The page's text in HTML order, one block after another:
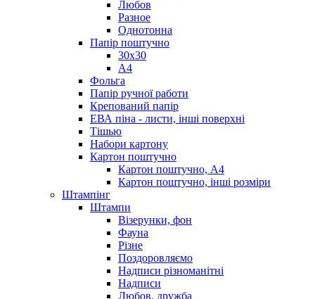
Любов
Разное
Однотонна
Папір поштучно
30х30
А4
Фольга
Папір ручної работи
Крепований папір
ЕВА піна - листи, інші поверхні
Тішью
Набори картону
Картон поштучно
Картон поштучно, А4
Картон поштучно, інші розміри
Штампінг
Штампи
Візерунки, фон
Фауна
Різне
Поздоровляємо
Надписи різноманітні
Надписи
Любов, дружба